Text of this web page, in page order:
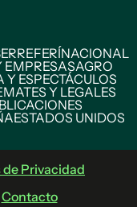
REFERÍNACIONAL
EMPRESASAGRO
Y ESPECTÁCULOS
Y LEGALES
ESTADOS UNIDOS
Privacidad
Contacto